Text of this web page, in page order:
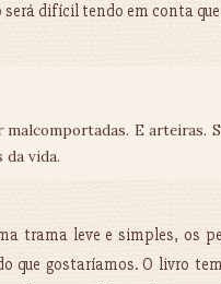
difícil tendo em conta
malcomportadas. E arteiras.
da vida.
trama leve e simples, os
que gostaríamos. O livro